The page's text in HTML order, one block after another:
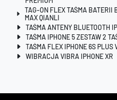
TAG-ON FLEX TAŚMA BATERII
MAX QIANLI
TAŚMA ANTENY BLUETOOTH
TAŚMA IPHONE 5 ZESTAW 2
TAŚMA FLEX IPHONE 6S PLUS
WIBRACJA VIBRA IPHONE XR